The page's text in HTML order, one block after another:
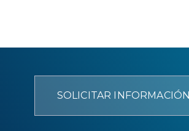
SOLICITAR INFORMACIÓN